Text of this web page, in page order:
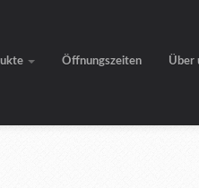
Öffnungszeiten Über